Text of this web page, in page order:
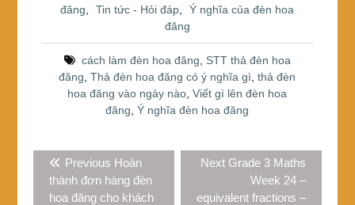
b
o
o
k
st
e
đăng
Tin tức - Hỏi đáp
Ý nghĩa của đèn hoa
đăng
cách làm đèn hoa đăng
STT thả đèn hoa
đăng ,Thả đèn hoa đăng có ý nghĩa gì ,thả đèn
hoa đăng vào ngày nào ,Viết gì lên đèn hoa
đăng ,Ý nghĩa đèn hoa đăng
hướng
bài
Previous Previous
post:
Hoàn
thành đơn hàng đèn
hoa đăng cho khách
Next Next
post:
Grade 3 Maths
Week 24 –
equivalent fractions –